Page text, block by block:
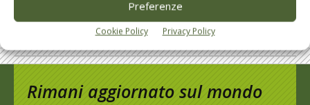
Preferenze
Cookie Policy Privacy Policy
Rimani aggiornato sul mondo